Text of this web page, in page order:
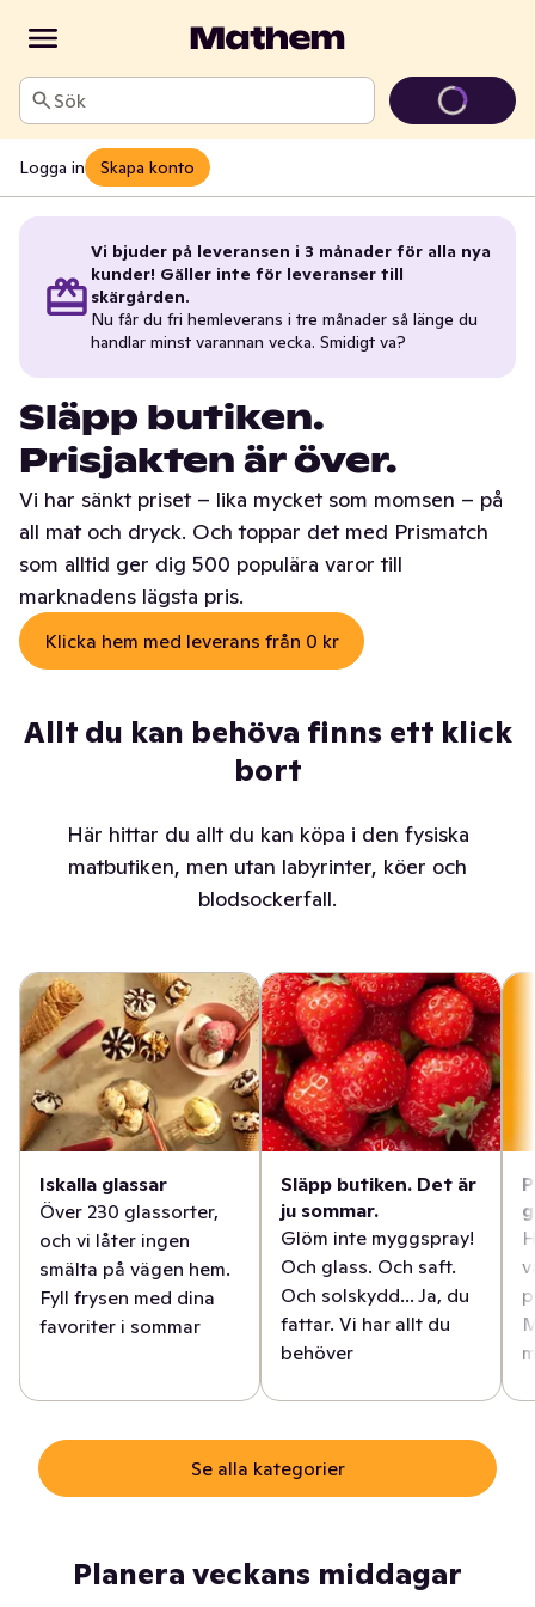
Sök
Logga in Skapa konto
Vi bjuder på leveransen i 3 månader för alla nya
kunder! Gäller inte för leveranser till
skärgården.
Nu får du fri hemleverans i tre månader så länge du
handlar minst varannan vecka. Smidigt va?
Släpp butiken.
Prisjakten är över.
Vi har sänkt priset – lika mycket som momsen – på
all mat och dryck. Och toppar det med Prismatch
som alltid ger dig 500 populära varor till
marknadens lägsta pris.
Klicka hem med leverans från 0 kr
Allt du kan behöva finns ett klick
bort
Här hittar du allt du kan köpa i den fysiska
matbutiken, men utan labyrinter, köer och
blodsockerfall.
Iskalla glassar
Över 230 glassorter,
och vi låter ingen
smälta på vägen hem.
Fyll frysen med dina
favoriter i sommar
Släpp butiken. Det är
ju sommar.
Glöm inte myggspray!
Och glass. Och saft.
Och solskydd... Ja, du
fattar. Vi har allt du
behöver
Se alla kategorier
Planera veckans middagar